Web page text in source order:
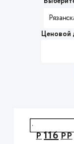
Ценовой
Р116РР